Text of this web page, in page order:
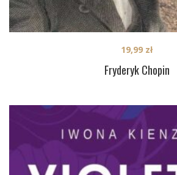
Fryderyk Chopin
19,99 zł